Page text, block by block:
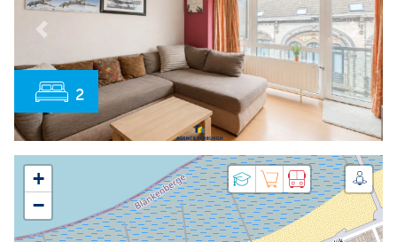
E-mail onsinfo@agenceverburgh.be
Bel ons+32 50 41 38 85
Facebook
Instagram
Jobs
Syndic
Contact
Previous Next
2
+
−